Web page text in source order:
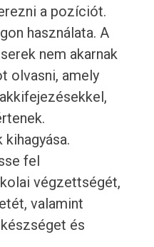
a pozíciót.
használata. A
nem akarnak
olvasni, amely
fel
végzettségét,
valamint
és